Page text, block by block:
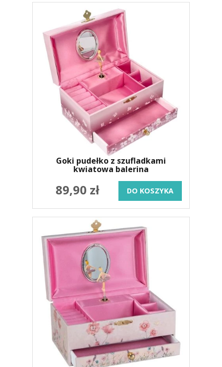
Goki pudełko z szufladkami
kwiatowa balerina
89,90 zł DO KOSZYKA